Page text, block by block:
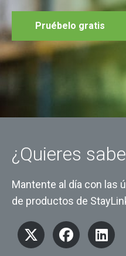
Pruébelo gratis
¿Quieres
Mantente al día con las
de productos de